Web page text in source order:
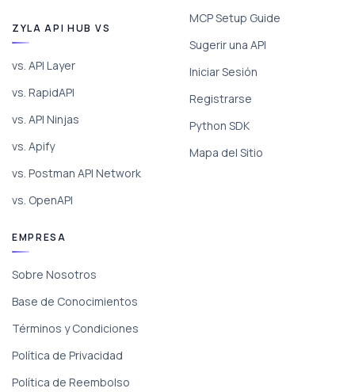
ZYLA API HUB VS
vs. API Layer
vs. RapidAPI
vs. API Ninjas
vs. Apify
vs. Postman API Network
vs. OpenAPI
MCP Setup Guide
Sugerir una API
Iniciar Sesión
Registrarse
Python SDK
Mapa del Sitio
EMPRESA
Sobre Nosotros
Base de Conocimientos
Términos y Condiciones
Política de Privacidad
Política de Reembolso